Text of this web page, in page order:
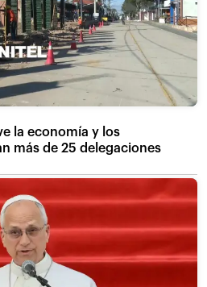
la economía y los
más de 25 delegaciones